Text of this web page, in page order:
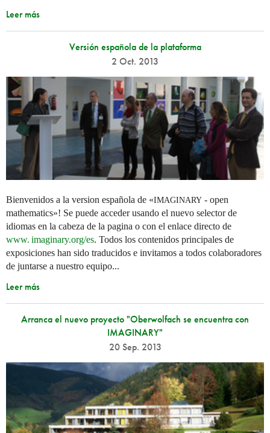
Leer más
Versión española de la plataforma
2 Oct. 2013
Bienvenidos a la version española de «IMAGINARY - open
mathematics»! Se puede acceder usando el nuevo selector de
idiomas en la cabeza de la pagina o con el enlace directo de
www. imaginary.org/es. Todos los contenidos principales de
exposiciones han sido traducidos e invitamos a todos colaboradores
de juntarse a nuestro equipo...
Leer más
Arranca el nuevo proyecto "Oberwolfach se encuentra con
IMAGINARY"
20 Sep. 2013